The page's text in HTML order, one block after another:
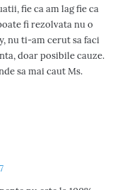
fie ca am lag fie ca
fi rezolvata nu o
nu ti-am cerut sa faci
doar posibile cauze.
sa mai caut Ms.